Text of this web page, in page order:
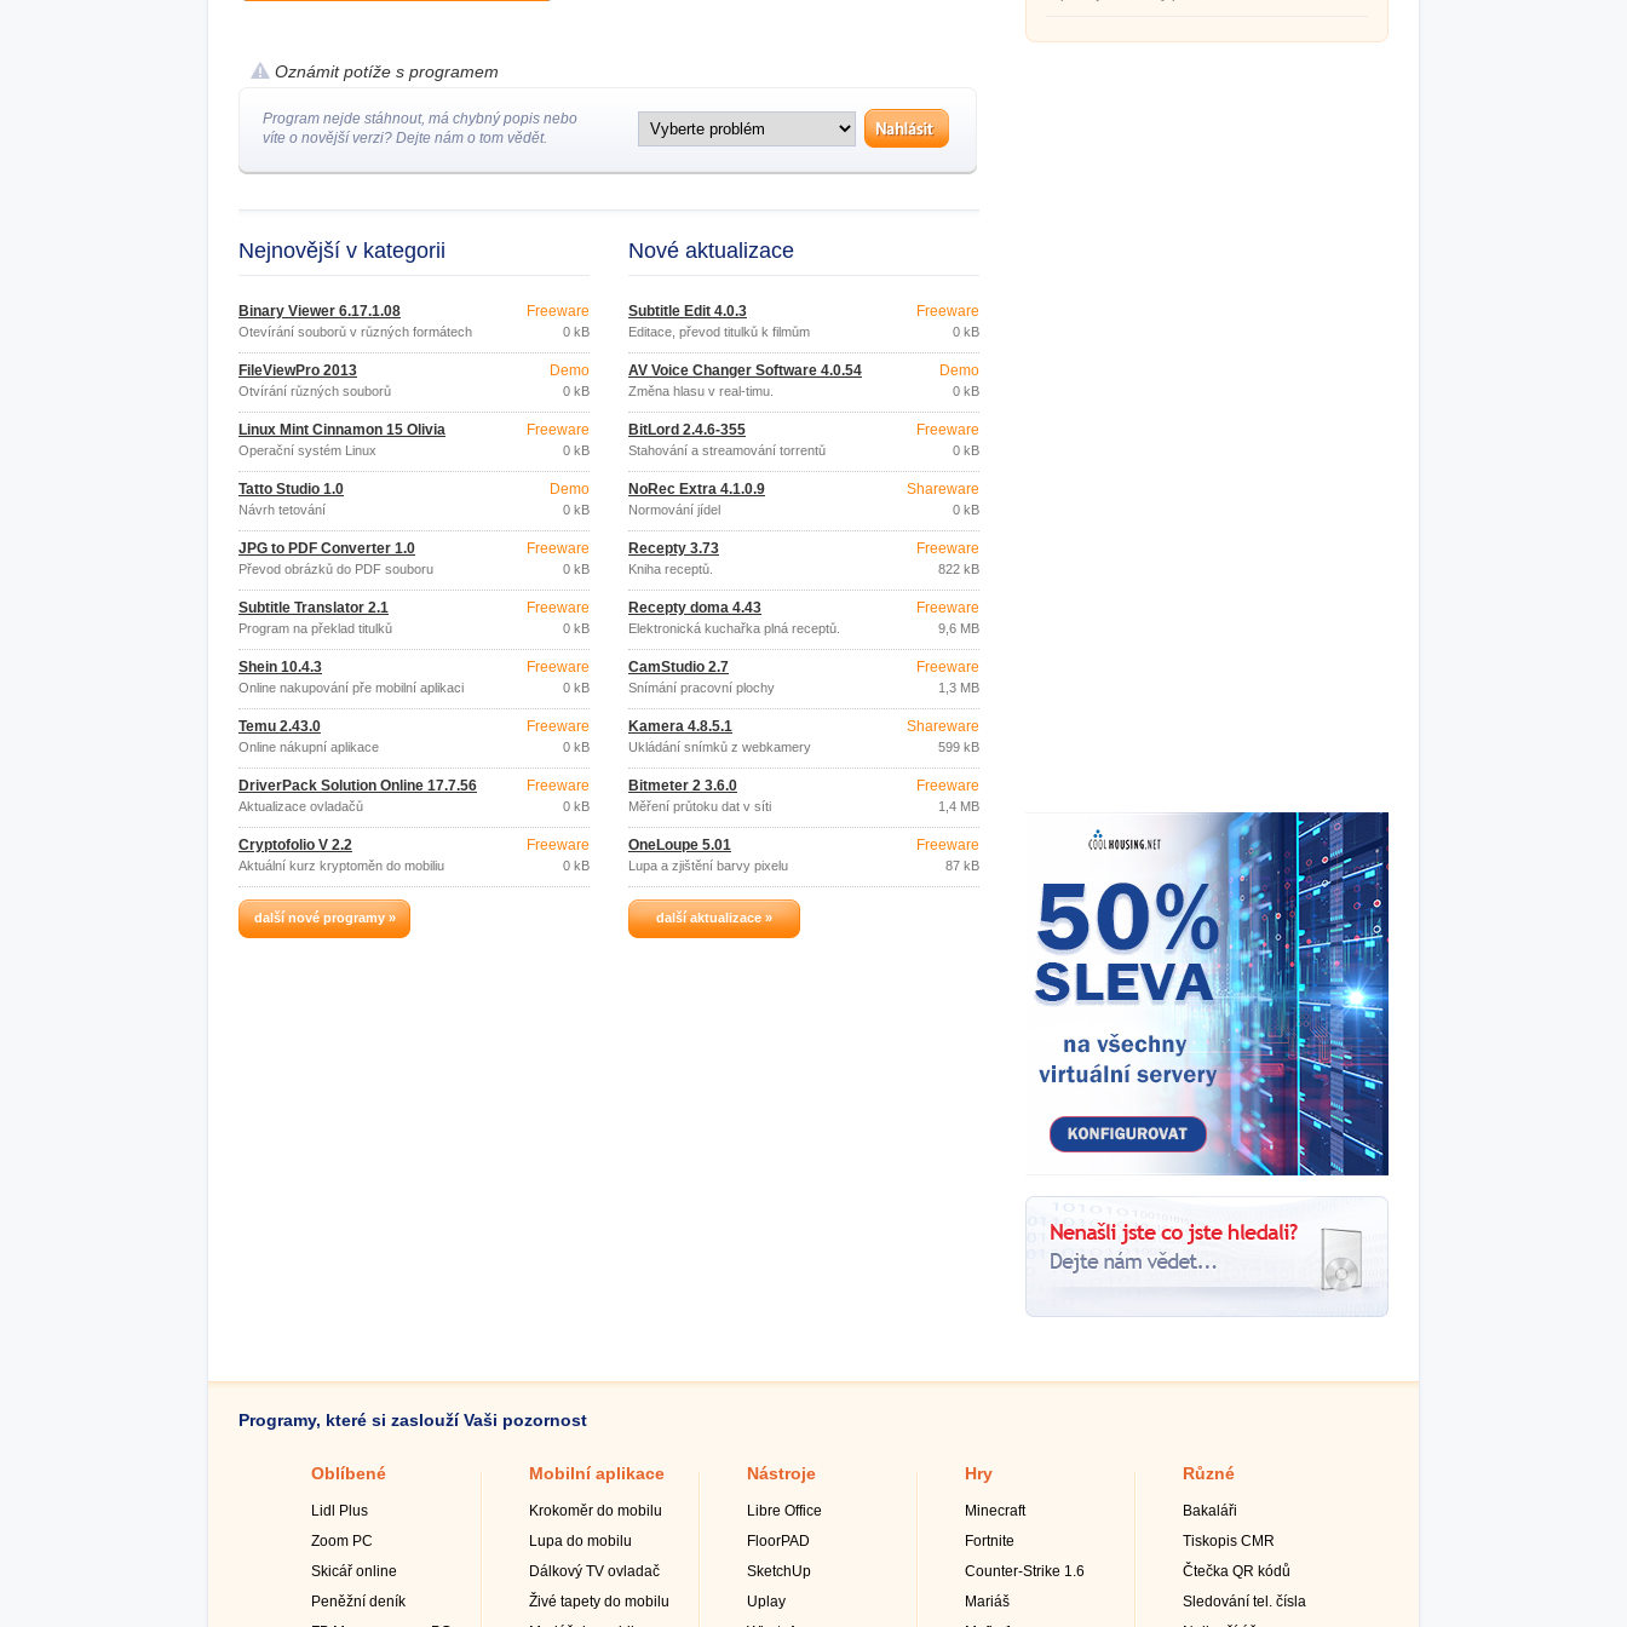
Oznámit potíže s programem
Program nejde stáhnout, má chybný popis nebo
víte o novější verzi? Dejte nám o tom vědět.
Nejnovější v kategorii
Binary Viewer 6.17.1.08
Otevírání souborů v různých formátech
Freeware
0 kB
FileViewPro 2013
Otvírání různých souborů
Demo
0 kB
Linux Mint Cinnamon 15 Olivia
Operační systém Linux
Freeware
0 kB
Tatto Studio 1.0
Návrh tetování
Demo
0 kB
JPG to PDF Converter 1.0
Převod obrázků do PDF souboru
Freeware
0 kB
Subtitle Translator 2.1
Program na překlad titulků
Freeware
0 kB
Shein 10.4.3
Online nakupování pře mobilní aplikaci
Freeware
0 kB
Temu 2.43.0
Online nákupní aplikace
Freeware
0 kB
DriverPack Solution Online 17.7.56
Aktualizace ovladačů
Freeware
0 kB
Cryptofolio V 2.2
Aktuální kurz kryptoměn do mobiliu
Freeware
0 kB
další nové programy »
Nové aktualizace
Subtitle Edit 4.0.3
Editace, převod titulků k filmům
Freeware
0 kB
AV Voice Changer Software 4.0.54
Změna hlasu v real-timu.
Demo
0 kB
BitLord 2.4.6-355
Stahování a streamování torrentů
Freeware
0 kB
NoRec Extra 4.1.0.9
Normování jídel
Shareware
0 kB
Recepty 3.73
Kniha receptů.
Freeware
822 kB
Recepty doma 4.43
Elektronická kuchařka plná receptů.
Freeware
9,6 MB
CamStudio 2.7
Snímání pracovní plochy
Freeware
1,3 MB
Kamera 4.8.5.1
Ukládání snímků z webkamery
Shareware
599 kB
Bitmeter 2 3.6.0
Měření průtoku dat v síti
Freeware
1,4 MB
OneLoupe 5.01
Lupa a zjištění barvy pixelu
Freeware
87 kB
další aktualizace »
Programy, které si zaslouží Vaši pozornost
Oblíbené
Lidl Plus
Zoom PC
Skicář online
Peněžní deník
Mobilní aplikace
Krokoměr do mobilu
Lupa do mobilu
Dálkový TV ovladač
Živé tapety do mobilu
Nástroje
Libre Office
FloorPAD
SketchUp
Uplay
Hry
Minecraft
Fortnite
Counter-Strike 1.6
Mariáš
Různé
Bakaláři
Tiskopis CMR
Čtečka QR kódů
Sledování tel. čísla